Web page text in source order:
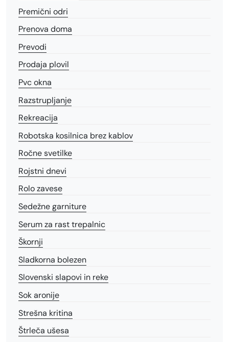
Premični odri
Prenova doma
Prevodi
Prodaja plovil
Pvc okna
Razstrupljanje
Rekreacija
Robotska kosilnica brez kablov
Ročne svetilke
Rojstni dnevi
Rolo zavese
Sedežne garniture
Serum za rast trepalnic
Škornji
Sladkorna bolezen
Slovenski slapovi in reke
Sok aronije
Strešna kritina
Štrleča ušesa